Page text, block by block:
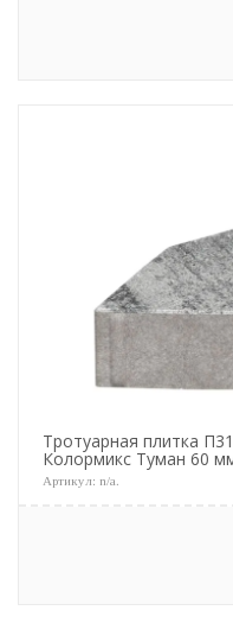
Тротуарная плитка
Колормикс Туман 60
Артикул: n/a